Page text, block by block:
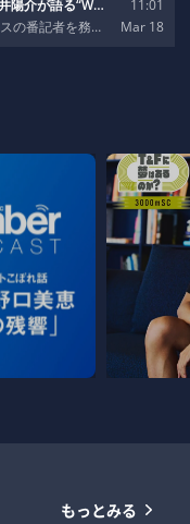
もっとみる